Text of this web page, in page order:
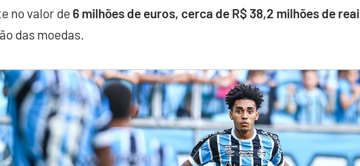
no valor de 6 milhões de euros, cerca de R$ 38,2 milhões de
das moedas.